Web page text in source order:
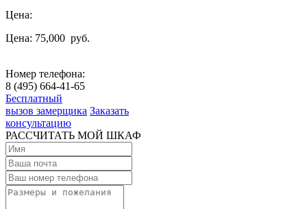
Цена:
Цена: 75,000 руб.
Номер телефона:
8 (495) 664-41-65
Бесплатный
вызов замерщика Заказать
консультацию
РАССЧИТАТЬ МОЙ ШКАФ